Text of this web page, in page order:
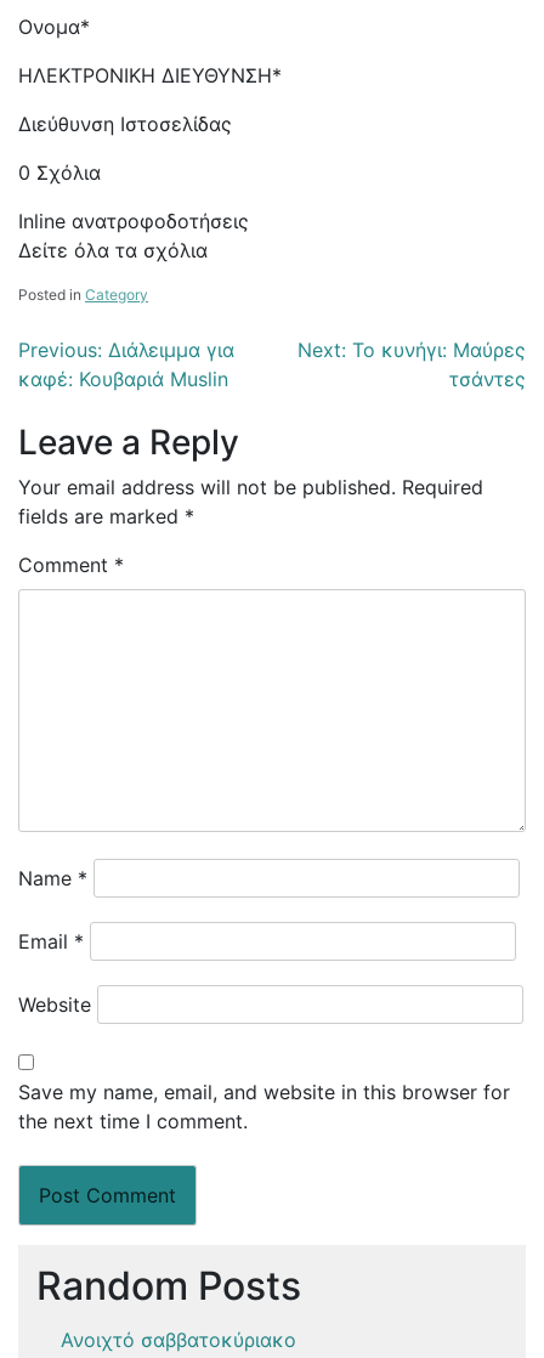
Ονομα*
ΗΛΕΚΤΡΟΝΙΚΗ ΔΙΕΥΘΥΝΣΗ*
Διεύθυνση Ιστοσελίδας
0 Σχόλια
Inline ανατροφοδοτήσεις
Δείτε όλα τα σχόλια
Posted in Category
Post
navigation
Previous: Διάλειμμα για
καφέ: Κουβαριά Muslin
Next: Το κυνήγι: Μαύρες
τσάντες
Leave a Reply
Your email address will not be published. Required
fields are marked *
Comment *
Name *
Email *
Website
Save my name, email, and website in this browser for
the next time I comment.
Random Posts
Ανοιχτό σαββατοκύριακο